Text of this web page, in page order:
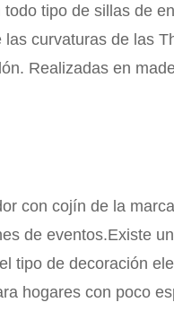
tipo de sillas de
curvaturas de las
Realizadas en
con cojín de la
de eventos.Existe
tipo de decoración
hogares con poco